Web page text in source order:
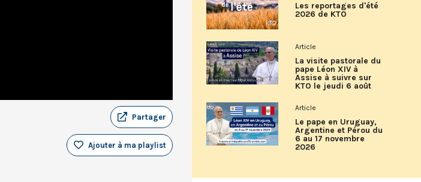
Partager
Ajouter à ma playlist
Les reportages d'été
2026 de KTO
Article
La visite pastorale du
pape Léon XIV à
Assise à suivre sur
KTO le jeudi 6 août
Article
Le pape en Uruguay,
Argentine et Pérou du
6 au 17 novembre
2026